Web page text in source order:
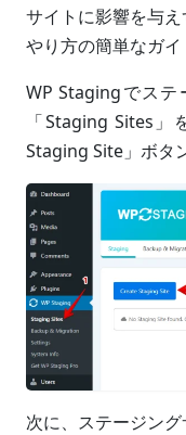
サイトに影響を与え
やり方の簡単なガ
WP Stagingでステ
「Staging Sites
Staging Site」ボタ
次に、ステージン